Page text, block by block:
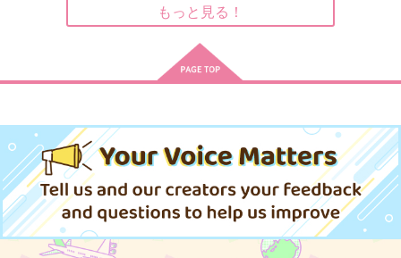
Daylight
elevatordog
ビーチhappening!?
すやすやりんご
いとしのモジャひな
ＲＨ
イゴ ！！
木端微塵
専売 498円（税込）
ハイキュー!!
影山飛雄×日向翔陽
サンプル
木端微塵
専売 498円（税込）
影山飛雄×日向翔陽
サンプル
木端微塵
専売 498円（税込）
ハイキュー!!
影山飛雄×日向翔陽
サンプル
もっと見る！